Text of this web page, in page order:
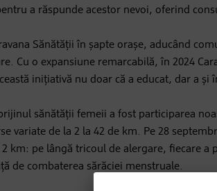
a răspunde acestor nevoi, oferind
Sănătății în șapte orașe, aducând
Cu o expansiune remarcabilă, în 2024
inițiativă nu doar că a educat, dar a
sănătății femeii a fost participarea
variate de la 2 la 42 de km. Pe 28
km: pe lângă tricoul de alergare, fiecare
de combaterea sărăciei menstruale.